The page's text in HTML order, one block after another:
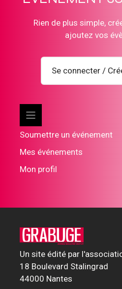
Rien de plus simple,
ajoutez vos
Se connecter /
Soumettre un événement
Mes événements
Mon profil
Un site édité par
18 Boulevard Stalingrad
44000 Nantes